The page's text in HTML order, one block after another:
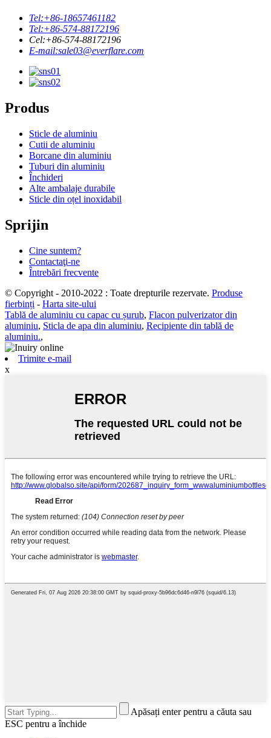
Tel:+86-18657461182
Tel:+86-574-88172196
Cel:+86-574-88172196
E-mail:sale03@everflare.com
Produs
Sticle de aluminiu
Cutii de aluminiu
Borcane din aluminiu
Tuburi din aluminiu
Închideri
Alte ambalaje durabile
Sticle din oțel inoxidabil
Sprijin
Cine suntem?
Contactaţi-ne
Întrebări frecvente
© Copyright - 2010-2022 : Toate drepturile rezervate. Produse
fierbinți - Harta site-ului
Tablă de aluminiu cu capac cu șurub, Flacon pulverizator din
aluminiu, Sticla de apa din aluminiu, Recipiente din tablă de
aluminiu.,
Trimite e-mail
x
Apăsați enter pentru a căuta sau
ESC pentru a închide